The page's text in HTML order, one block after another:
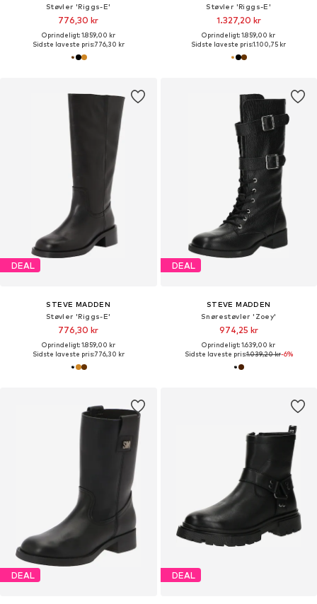
Støvler 'Riggs-E'
776,30 kr
Oprindeligt: 1.859,00 kr
Sidste laveste pris:776,30 kr
Støvler 'Riggs-E'
1.327,20 kr
Oprindeligt: 1.859,00 kr
Sidste laveste pris:1.100,75 kr
DEAL
STEVE MADDEN
Støvler 'Riggs-E'
776,30 kr
Oprindeligt: 1.859,00 kr
Sidste laveste pris:776,30 kr
DEAL
STEVE MADDEN
Snørestøvler 'Zoey'
974,25 kr
Oprindeligt: 1.639,00 kr
Sidste laveste pris:1.039,20 kr-6%
DEAL DEAL